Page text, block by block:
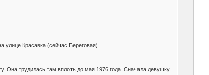
улице Красавка (сейчас Береговая).
Она трудилась там вплоть до мая 1976 года. Сначала девушку